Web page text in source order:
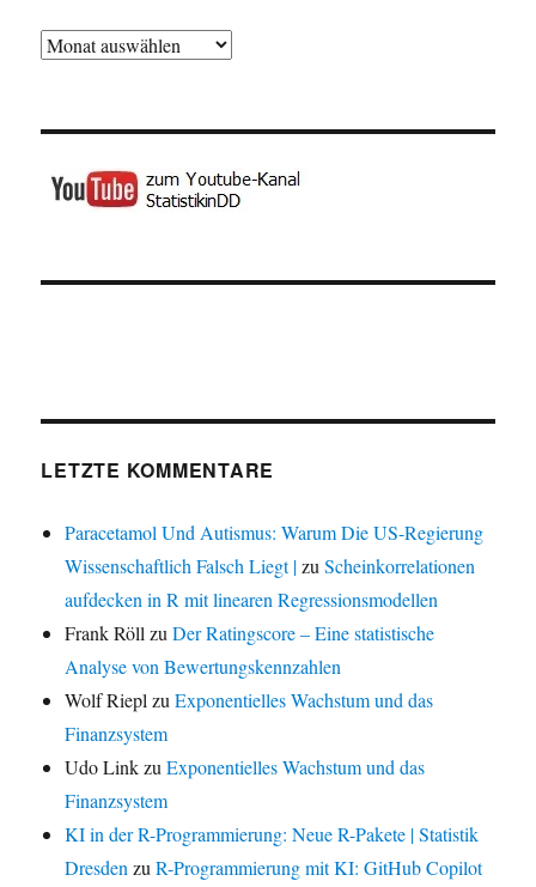
Archiv
LETZTE KOMMENTARE
Paracetamol Und Autismus: Warum Die US-Regierung
Wissenschaftlich Falsch Liegt |zuScheinkorrelationen
aufdecken in R mit linearen Regressionsmodellen
Frank Röll zuDer Ratingscore – Eine statistische
Analyse von Bewertungskennzahlen
Wolf Riepl zuExponentielles Wachstum und das
Finanzsystem
Udo LinkzuExponentielles Wachstum und das
Finanzsystem
KI in der R-Programmierung: Neue R-Pakete | Statistik
Dresden zuR-Programmierung mit KI: GitHub Copilot